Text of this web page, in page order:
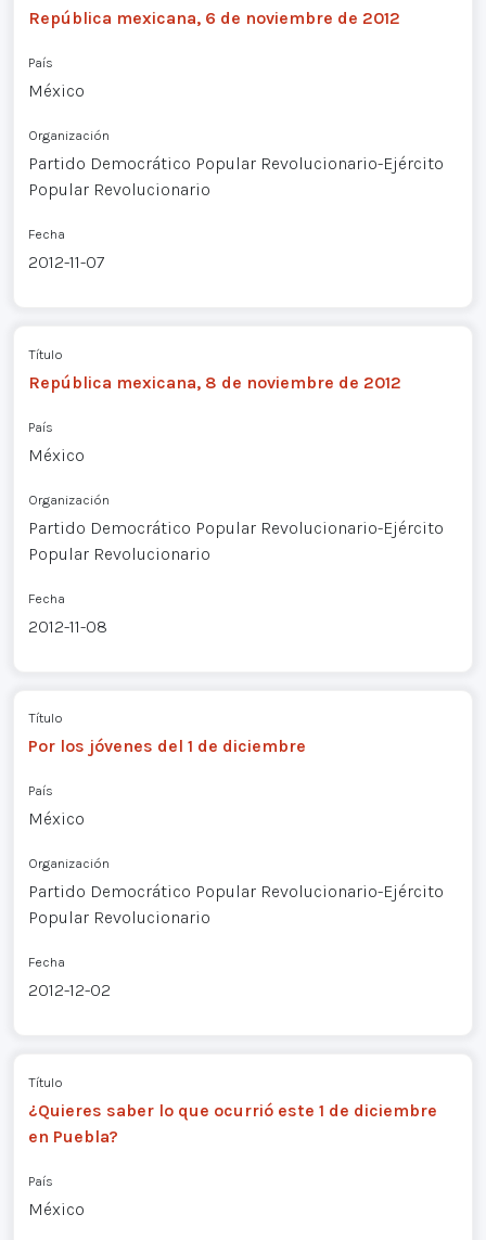
República mexicana, 6 de noviembre de 2012
País
México
Organización
Partido Democrático Popular Revolucionario-Ejército
Popular Revolucionario
Fecha
2012-11-07
Título
República mexicana, 8 de noviembre de 2012
País
México
Organización
Partido Democrático Popular Revolucionario-Ejército
Popular Revolucionario
Fecha
2012-11-08
Título
Por los jóvenes del 1 de diciembre
País
México
Organización
Partido Democrático Popular Revolucionario-Ejército
Popular Revolucionario
Fecha
2012-12-02
Título
¿Quieres saber lo que ocurrió este 1 de diciembre
en Puebla?
País
México